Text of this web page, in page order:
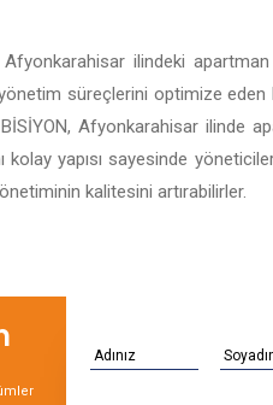
ilindeki
süreçlerini optimize eden
Afyonkarahisar ilinde
kolay yapısı sayesinde
kalitesini artırabilirler.